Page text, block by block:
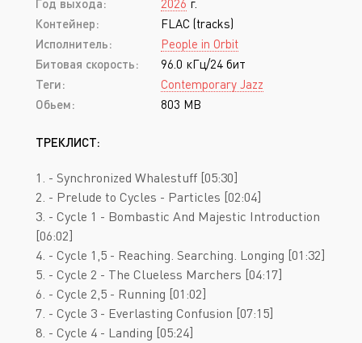
Год выхода:
2026 г.
Контейнер:
FLAC (tracks)
Исполнитель:
People in Orbit
Битовая скорость:
96.0 кГц/24 бит
Теги:
Contemporary Jazz
Обьем:
803 MB
ТРЕКЛИСТ:
1. - Synchronized Whalestuff [05:30]
2. - Prelude to Cycles - Particles [02:04]
3. - Cycle 1 - Bombastic And Majestic Introduction
[06:02]
4. - Cycle 1,5 - Reaching. Searching. Longing [01:32]
5. - Cycle 2 - The Clueless Marchers [04:17]
6. - Cycle 2,5 - Running [01:02]
7. - Cycle 3 - Everlasting Confusion [07:15]
8. - Cycle 4 - Landing [05:24]